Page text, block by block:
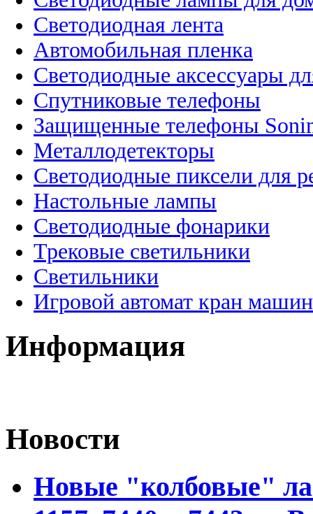
Светодиодная лента
Автомобильная пленка
Светодиодные аксессуары
Спутниковые телефоны
Защищенные телефоны
Металлодетекторы
Светодиодные пиксели для
Настольные лампы
Светодиодные фонарики
Трековые светильники
Светильники
Игровой автомат кран
Информация
Новости
Новые "колбовые"